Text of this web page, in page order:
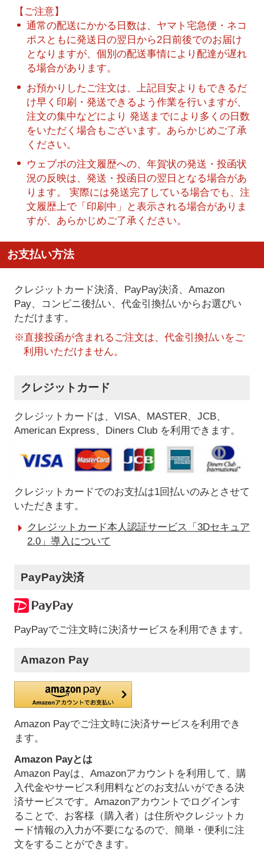
【ご注意】
通常の配送にかかる日数は、ヤマト宅急便・ネコ
ポスともに発送日の翌日から2日前後でのお届け
となりますが、個別の配送事情により配達が遅れ
る場合があります。
お預かりしたご注文は、上記目安よりもできるだ
け早く印刷・発送できるよう作業を行いますが、
注文の集中などにより 発送までにより多くの日数
をいただく場合もございます。あらかじめご了承
ください。
ウェブポの注文履歴への、年賀状の発送・投函状
況の反映は、発送・投函日の翌日となる場合があ
ります。 実際には発送完了している場合でも、注
文履歴上で「印刷中」と表示される場合がありま
すが、あらかじめご了承ください。
お支払い方法
クレジットカード決済、PayPay決済、Amazon
Pay、コンビニ後払い、代金引換払いからお選びい
ただけます。
※直接投函が含まれるご注文は、代金引換払いをご
利用いただけません。
クレジットカード
クレジットカードは、VISA、MASTER、JCB、
American Express、Diners Club を利用できます。
クレジットカードでのお支払は1回払いのみとさせて
いただきます。
クレジットカード本人認証サービス「3Dセキュア
2.0」導入について
PayPay決済
PayPayでご注文時に決済サービスを利用できます。
Amazon Pay
Amazon Payでご注文時に決済サービスを利用でき
ます。
Amazon Payとは
Amazon Payは、Amazonアカウントを利用して、購
入代金やサービス利用料などのお支払いができる決
済サービスです。Amazonアカウントでログインす
ることで、お客様（購入者）は住所やクレジットカ
ード情報の入力が不要になるので、簡単・便利に注
文をすることができます。